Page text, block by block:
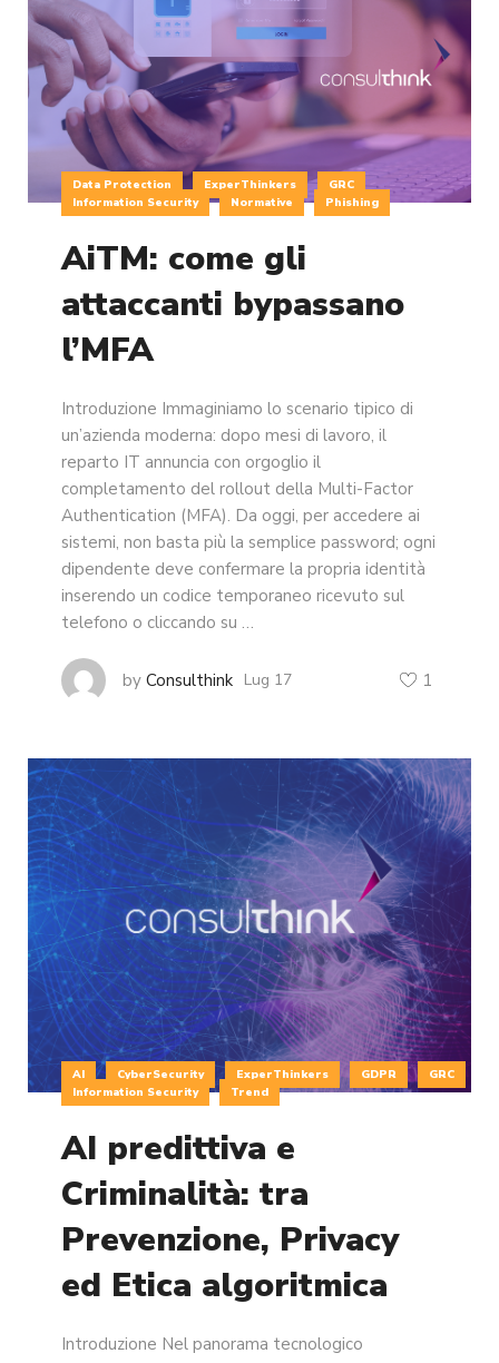
Data Protection ExperThinkers
GRC
Information Security
Normative Phishing
AiTM: come gli
attaccanti bypassano
l’MFA
Introduzione Immaginiamo lo scenario tipico di
un’azienda moderna: dopo mesi di lavoro, il
reparto IT annuncia con orgoglio il
completamento del rollout della Multi-Factor
Authentication (MFA). Da oggi, per accedere ai
sistemi, non basta più la semplice password; ogni
dipendente deve confermare la propria identità
inserendo un codice temporaneo ricevuto sul
telefono o cliccando su …
by Consulthink Lug 17 1
AI CyberSecurity ExperThinkers GDPR
GRC
Information Security
Trend
AI predittiva e
Criminalità: tra
Prevenzione, Privacy
ed Etica algoritmica
Introduzione Nel panorama tecnologico